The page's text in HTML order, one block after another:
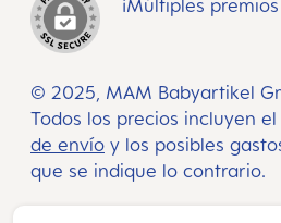
© 2025, MAM Babyartikel
Todos los precios incluyen el
de envío y los posibles
que se indique lo contrario.
¡Múltiples